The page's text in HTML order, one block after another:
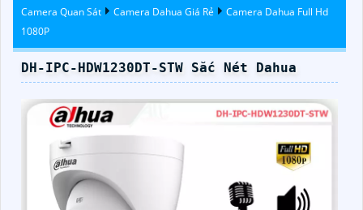
Camera Quan Sát Camera Dahua Giá Rẻ
Camera Dahua Full Hd
1080P
DH-IPC-HDW1230DT-STW Sắc Nét Dahua